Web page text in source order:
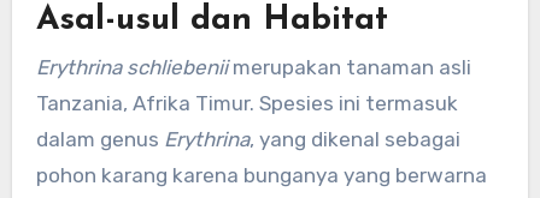
Asal-usul dan Habitat
Erythrina schliebeniimerupakan tanaman asli
Tanzania, Afrika Timur. Spesies ini termasuk
dalam genus Erythrina, yang dikenal sebagai
pohon karang karena bunganya yang berwarna